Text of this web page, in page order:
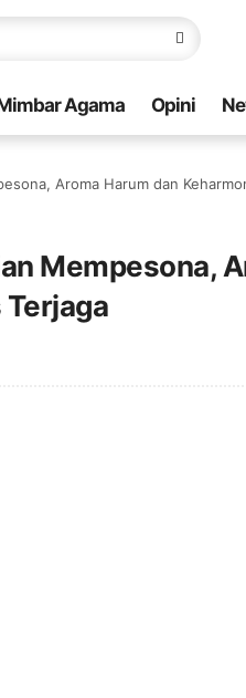
Agama Opini
Aroma Harum dan
Mempesona,